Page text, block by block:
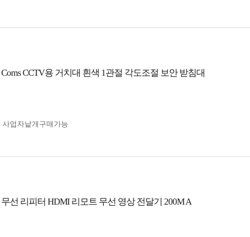
Coms CCTV용 거치대 흰색 1관절 각도조절 보안 받침대
사업자 낱개구매가능
무선 리피터 HDMI 리모트 무선 영상 전달기 200M A